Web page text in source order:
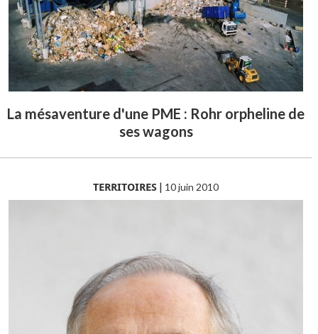
La mésaventure d'une PME : Rohr orpheline de
ses wagons
TERRITOIRES | 10 juin 2010